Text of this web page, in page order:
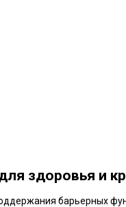
здоровья и
барьерных